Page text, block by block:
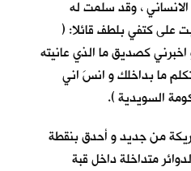
، وقد سلمت له
على كتفي بلطف قائلا: (
كصديق ما الذي عانيته
ما بداخلك و انسَ اني
السويدية ).
من جديد و أحدق بنقطة
متداخلة داخل قبة